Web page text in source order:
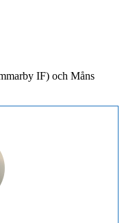
IF) och Måns